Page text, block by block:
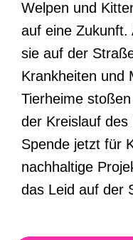
Welpen und
auf eine Zukunft.
sie auf der
Krankheiten und
Tierheime
der Kreislauf
Spende jetzt für
nachhaltige
das Leid auf der